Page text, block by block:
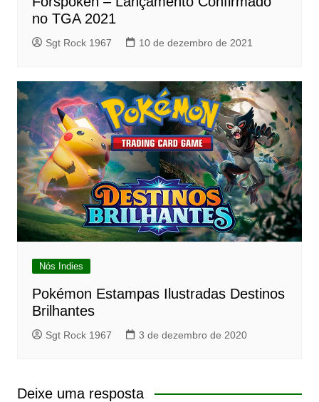
no TGA 2021
Sgt Rock 1967 10 de dezembro de 2021
Nós Indies
Pokémon Estampas Ilustradas Destinos
Brilhantes
Sgt Rock 1967 3 de dezembro de 2020
Deixe uma resposta